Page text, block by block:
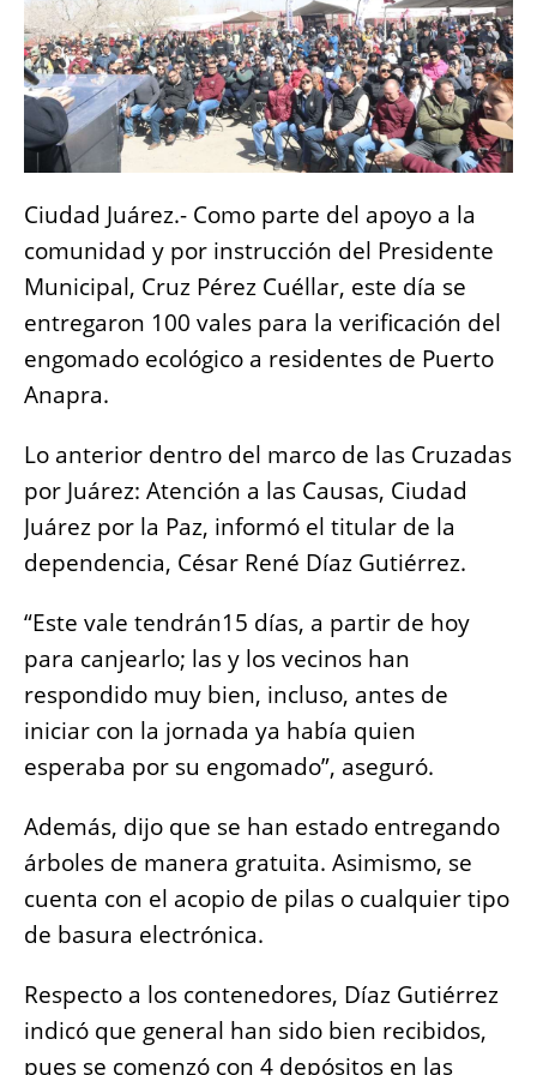
o
k
p er k
Ciudad Juárez.- Como parte del apoyo a la
comunidad y por instrucción del Presidente
Municipal, Cruz Pérez Cuéllar, este día se
entregaron 100 vales para la verificación del
engomado ecológico a residentes de Puerto
Anapra.
Lo anterior dentro del marco de las Cruzadas
por Juárez: Atención a las Causas, Ciudad
Juárez por la Paz, informó el titular de la
dependencia, César René Díaz Gutiérrez.
“Este vale tendrán15 días, a partir de hoy
para canjearlo; las y los vecinos han
respondido muy bien, incluso, antes de
iniciar con la jornada ya había quien
esperaba por su engomado”, aseguró.
Además, dijo que se han estado entregando
árboles de manera gratuita. Asimismo, se
cuenta con el acopio de pilas o cualquier tipo
de basura electrónica.
Respecto a los contenedores, Díaz Gutiérrez
indicó que general han sido bien recibidos,
pues se comenzó con 4 depósitos en las